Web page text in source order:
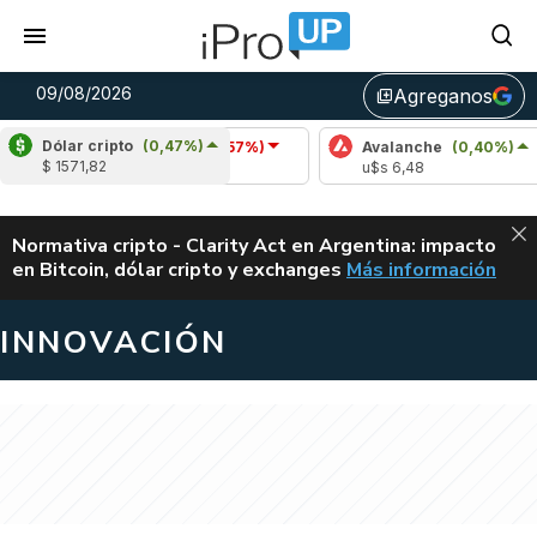
09/08/2026 library_addAgreganos
Dólar cripto (0,47%)
$ 1571,82
Cardano (-0,57%)
u$s 0,20
Avalanche
(0,40%)
ALERTA
Normativa cripto - Clarity Act en Argentina: impacto
en Bitcoin, dólar cripto y exchanges CLARITY ACT EN
Más información
INNOVACIÓN